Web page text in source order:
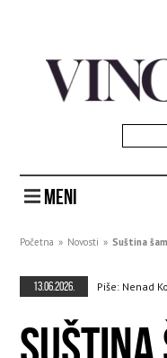
MENI
Početna » Novosti » Suština
13.06.2026. Piše: Nenad